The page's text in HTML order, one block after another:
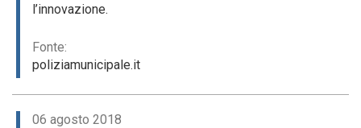
l’innovazione.
Fonte:
poliziamunicipale.it
06 agosto 2018